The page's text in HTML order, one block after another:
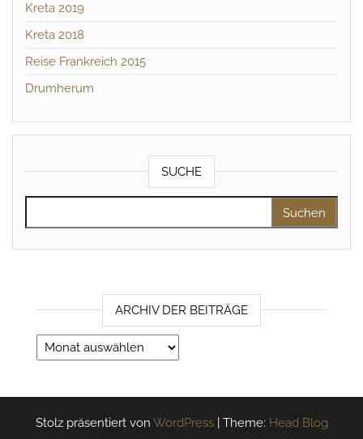
Kreta 2019
Kreta 2018
Reise Frankreich 2015
Drumherum
SUCHE
ARCHIV DER BEITRÄGE
Archiv der Beiträge
Stolz präsentiert von WordPress Theme: Head Blog